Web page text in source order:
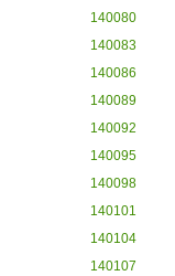
140080
140083
140086
140089
140092
140095
140098
140101
140104
140107